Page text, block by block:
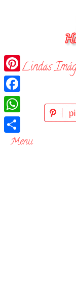
¡ Lindas
Menu
Pinterest
Facebook
WhatsApp
Compartir